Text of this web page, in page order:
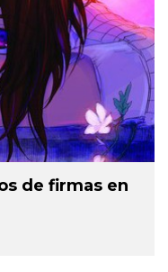
de firmas en